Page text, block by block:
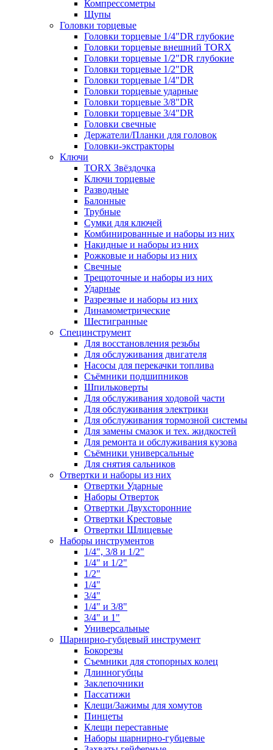
Компрессометры
Щупы
Головки торцевые
Головки торцевые 1/4"DR глубокие
Головки торцевые внешний TORX
Головки торцевые 1/2"DR глубокие
Головки торцевые 1/2"DR
Головки торцевые 1/4"DR
Головки торцевые ударные
Головки торцевые 3/8"DR
Головки торцевые 3/4"DR
Головки свечные
Держатели/Планки для головок
Головки-экстракторы
Ключи
TORX Звёздочка
Ключи торцевые
Разводные
Балонные
Трубные
Сумки для ключей
Комбинированные и наборы из них
Накидные и наборы из них
Рожковые и наборы из них
Свечные
Трещоточные и наборы из них
Ударные
Разрезные и наборы из них
Динамометрические
Шестигранные
Специнструмент
Для восстановления резьбы
Для обслуживания двигателя
Насосы для перекачки топлива
Съёмники подшипников
Шпильковерты
Для обслуживания ходовой части
Для обслуживания электрики
Для обслуживания тормозной системы
Для замены смазок и тех. жидкостей
Для ремонта и обслуживания кузова
Съёмники универсальные
Для снятия сальников
Отвертки и наборы из них
Отвертки Ударные
Наборы Отверток
Отвертки Двухсторонние
Отвертки Крестовые
Отвертки Шлицевые
Наборы инструментов
1/4", 3/8 и 1/2"
1/4" и 1/2"
1/2"
1/4"
3/4"
1/4" и 3/8"
3/4" и 1"
Универсальные
Шарнирно-губцевый инструмент
Бокорезы
Съемники для стопорных колец
Длинногубцы
Заклепочники
Пассатижи
Клещи/Зажимы для хомутов
Пинцеты
Клещи переставные
Наборы шарнирно-губцевые